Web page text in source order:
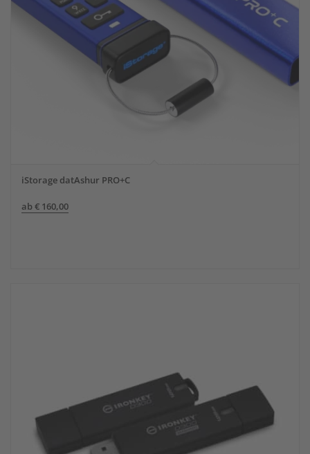
iStorage datAshur PRO+C
ab€ 160,00